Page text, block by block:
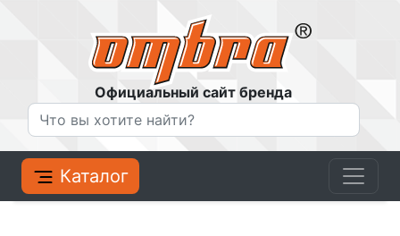
Официальный сайт бренда
Каталог